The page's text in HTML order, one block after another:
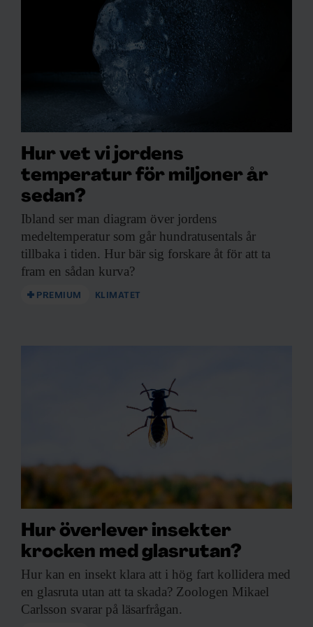
Dessa kan i sin tur kombinera informationen med annan
information som du har tillhandahållit eller som de har
samlat in när du har använt deras tjänster.
Hur vet vi jordens
temperatur för miljoner år
sedan?
Ibland ser man diagram över jordens
medeltemperatur som går hundratusentals år
tillbaka i tiden. Hur bär sig forskare åt för att ta
fram en sådan kurva?
PREMIUM KLIMATET
Hur överlever insekter
krocken med glasrutan?
Hur kan en insekt klara att i hög fart kollidera med
en glasruta utan att ta skada? Zoologen Mikael
Carlsson svarar på läsarfrågan.